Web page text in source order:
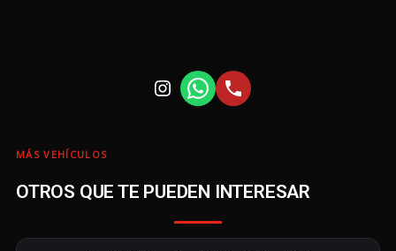
MÁS VEHÍCULOS
OTROS QUE TE PUEDEN INTERESAR